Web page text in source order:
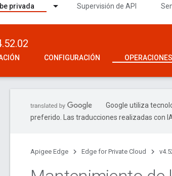
privada Supervisión de API
CONFIGURACIÓN OPERACIONES
Google utiliza
preferido. Las traducciones realizadas con
Apigee Edge Edge for Private Cloud